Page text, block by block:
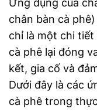
Ứng dụng của
chân bàn cà
chỉ là một chi tiết
cà phê lại đóng
kết, gia cố và
Dưới đây là các
cà phê trong